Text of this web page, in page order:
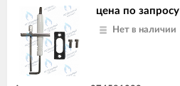
цена по запросу
Нет в наличии